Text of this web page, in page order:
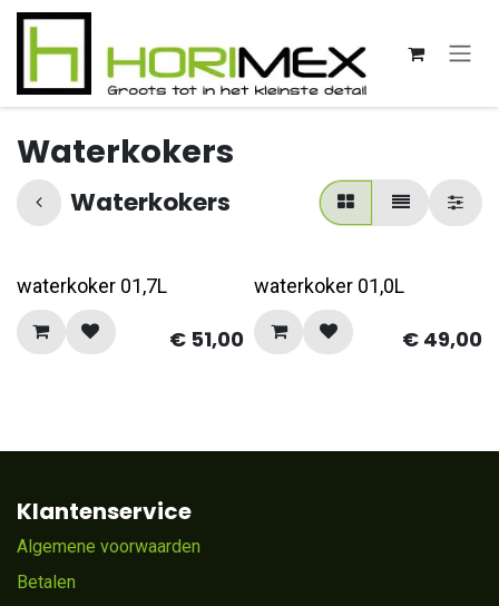
Overslaan naar inhoud
Waterkokers
Waterkokers
waterkoker 01,7L
€ 51,00
waterkoker 01,0L
€ 49,00
Klantenservice
Algemene voorwaarden
Betalen